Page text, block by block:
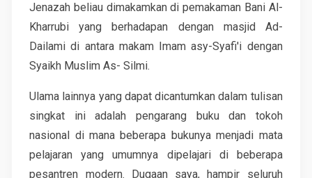
Jenazah beliau dimakamkan di pemakaman Bani Al-
Kharrubi yang berhadapan dengan masjid Ad-
Dailami di antara makam Imam asy-Syafi'i dengan
Syaikh Muslim As- Silmi.
Ulama lainnya yang dapat dicantumkan dalam tulisan
singkat ini adalah pengarang buku dan tokoh
nasional di mana beberapa bukunya menjadi mata
pelajaran yang umumnya dipelajari di beberapa
pesantren modern. Dugaan saya, hampir seluruh